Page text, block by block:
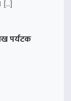
[…]
पर्यटक